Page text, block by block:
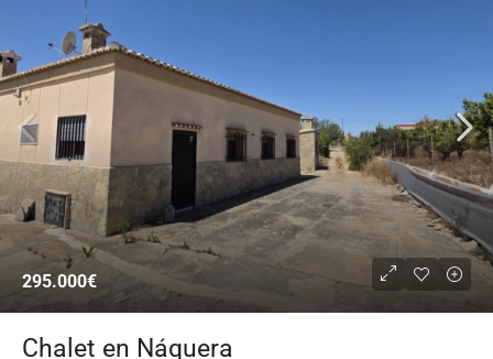
295.000€
Chalet en Náquera